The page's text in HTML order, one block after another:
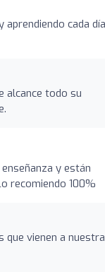
cada día
alcance todo su
y están
recomiendo 100%
que vienen a nuestra